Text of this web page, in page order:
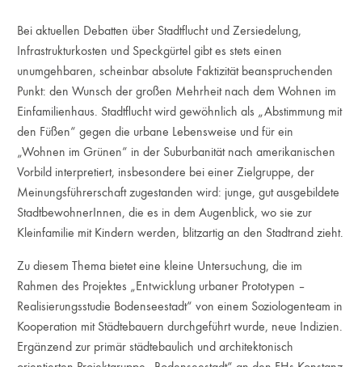
Bei aktuellen Debatten über Stadtflucht und Zersiedelung,
Infrastrukturkosten und Speckgürtel gibt es stets einen
unumgehbaren, scheinbar absolute Faktizität beanspruchenden
Punkt: den Wunsch der großen Mehrheit nach dem Wohnen im
Einfamilienhaus. Stadtflucht wird gewöhnlich als „Abstimmung mit
den Füßen“ gegen die urbane Lebensweise und für ein
„Wohnen im Grünen“ in der Suburbanität nach amerikanischen
Vorbild interpretiert, insbesondere bei einer Zielgruppe, der
Meinungsführerschaft zugestanden wird: junge, gut ausgebildete
StadtbewohnerInnen, die es in dem Augenblick, wo sie zur
Kleinfamilie mit Kindern werden, blitzartig an den Stadtrand zieht.
Zu diesem Thema bietet eine kleine Untersuchung, die im
Rahmen des Projektes „Entwicklung urbaner Prototypen –
Realisierungsstudie Bodenseestadt“ von einem Soziologenteam in
Kooperation mit Städtebauern durchgeführt wurde, neue Indizien.
Ergänzend zur primär städtebaulich und architektonisch